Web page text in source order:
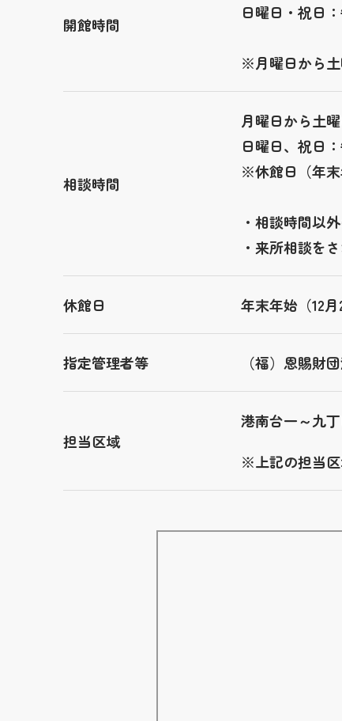
開館時間
日曜日・祝日
※月曜日から土
相談時間
月曜日から土
日曜日、祝日
※休館日（年末
・相談時間以
・来所相談を
休館日 年末年始（12
指定管理者等 （福）恩賜財
担当区域
港南台一～九
※上記の担当区